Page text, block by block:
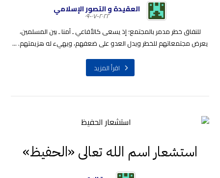
العقيدة و التصور الإسلامي
٢٠٢٢-٠٧-٠٩
للنفاق خطر مدمر بالمجتمع؛ إذ يسعى كالأفاعي ـ آمنا ـ بين المسلمين،
يعرض مجتمعاتهم للخطر ويدل العدو على ضعفهم، ويهيء له هزيمتهم. ...
اقرأ المزيد
استشعار اسم الله تعالى «الحفيظ»